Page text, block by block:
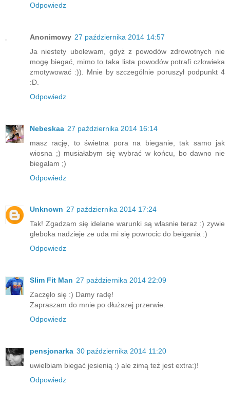
Odpowiedz
Anonimowy 27 października 2014 14:57
Ja niestety ubolewam, gdyż z powodów zdrowotnych nie
mogę biegać, mimo to taka lista powodów potrafi człowieka
zmotywować :)). Mnie by szczególnie poruszył podpunkt 4
:D.
Odpowiedz
Nebeskaa 27 października 2014 16:14
masz rację, to świetna pora na bieganie, tak samo jak
wiosna ;) musiałabym się wybrać w końcu, bo dawno nie
biegałam ;)
Odpowiedz
Unknown 27 października 2014 17:24
Tak! Zgadzam się idelane warunki są wlasnie teraz :) zywie
gleboka nadzieje ze uda mi się powrocic do beigania :)
Odpowiedz
Slim Fit Man 27 października 2014 22:09
Zaczęło się :) Damy radę!
Zapraszam do mnie po dłuższej przerwie.
Odpowiedz
pensjonarka 30 października 2014 11:20
uwielbiam biegać jesienią :) ale zimą też jest extra:)!
Odpowiedz